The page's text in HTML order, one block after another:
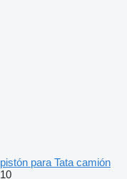
pistón para Tata camión
10